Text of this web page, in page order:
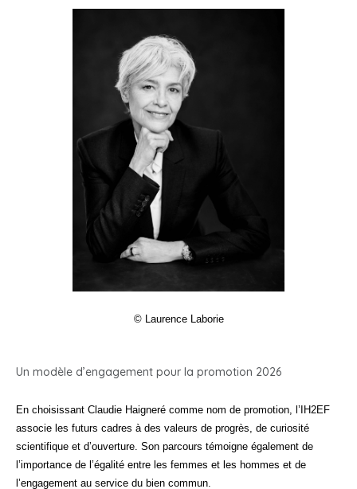
© Laurence Laborie
Un modèle d’engagement pour la promotion 2026
En choisissant Claudie Haigneré comme nom de promotion, l’IH2EF
associe les futurs cadres à des valeurs de progrès, de curiosité
scientifique et d’ouverture. Son parcours témoigne également de
l’importance de l’égalité entre les femmes et les hommes et de
l’engagement au service du bien commun.